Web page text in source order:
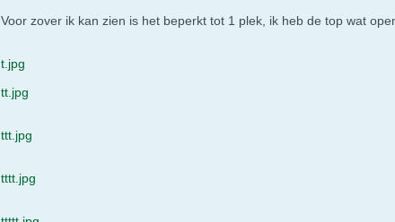
Voor zover ik kan zien is het beperkt tot 1 plek, ik heb de top wat
t.jpg
tt.jpg
ttt.jpg
tttt.jpg